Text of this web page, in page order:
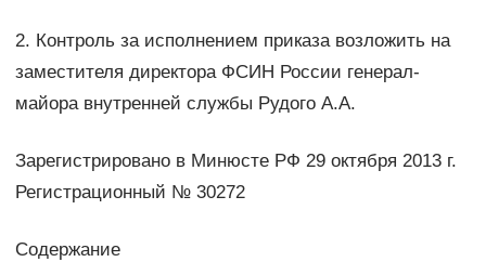
2. Контроль за исполнением приказа возложить на
заместителя директора ФСИН России генерал-
майора внутренней службы Рудого А.А.
Зарегистрировано в Минюсте РФ 29 октября 2013 г.
Регистрационный № 30272
Содержание